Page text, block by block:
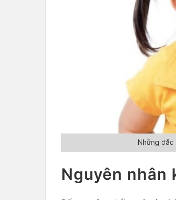
Những
Nguyên nhân